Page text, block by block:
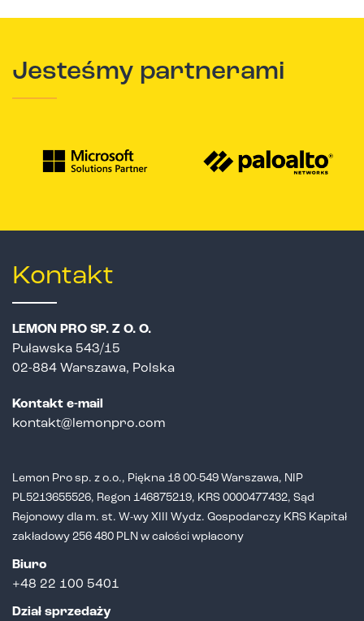
Jesteśmy partnerami
Kontakt
LEMON PRO SP. Z O. O.
Puławska 543/15
02-884 Warszawa, Polska
Kontakt e-mail
kontakt@lemonpro.com
Lemon Pro sp. z o.o., Piękna 18 00-549 Warszawa, NIP
PL5213655526, Regon 146875219, KRS 0000477432, Sąd
Rejonowy dla m. st. W-wy XIII Wydz. Gospodarczy KRS Kapitał
zakładowy 256 480 PLN w całości wpłacony
Biuro
+48 22 100 5401
Dział sprzedaży